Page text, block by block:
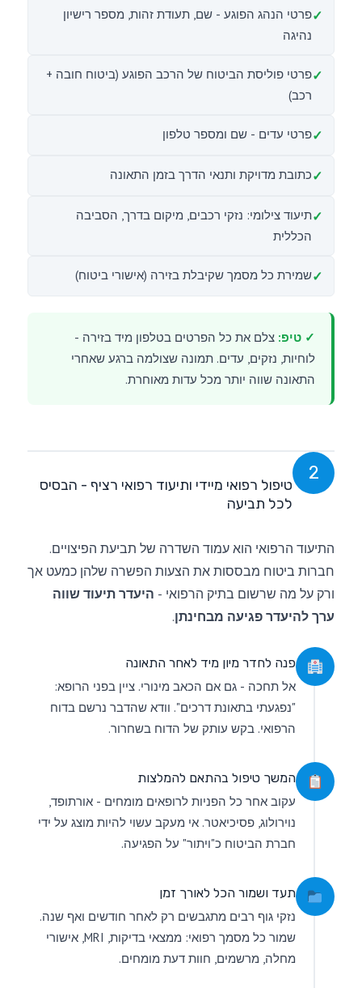
פרטי הנהג הפוגע - שם, תעודת זהות, מספר רישיון
נהיגה
פרטי פוליסת הביטוח של הרכב הפוגע (ביטוח חובה +
רכב)
פרטי עדים - שם ומספר טלפון
כתובת מדויקת ותנאי הדרך בזמן התאונה
תיעוד צילומי: נזקי רכבים, מיקום בדרך, הסביבה
הכללית
שמירת כל מסמך שקיבלת בזירה (אישורי ביטוח)
✓ טיפ: צלם את כל הפרטים בטלפון מיד בזירה -
לוחיות, נזקים, עדים. תמונה שצולמה ברגע שאחרי
התאונה שווה יותר מכל עדות מאוחרת.
2
טיפול רפואי מיידי ותיעוד רפואי רציף - הבסיס
לכל תביעה
התיעוד הרפואי הוא עמוד השדרה של תביעת הפיצויים.
חברות ביטוח מבססות את הצעות הפשרה שלהן כמעט אך
ורק על מה שרשום בתיק הרפואי - היעדר תיעוד שווה
ערך להיעדר פגיעה מבחינתן.
פנה לחדר מיון מיד לאחר התאונה
אל תחכה - גם אם הכאב מינורי. ציין בפני הרופא:
"נפגעתי בתאונת דרכים". וודא שהדבר נרשם בדוח
הרפואי. בקש עותק של הדוח בשחרור.
המשך טיפול בהתאם להמלצות
עקוב אחר כל הפניות לרופאים מומחים - אורתופד,
נוירולוג, פסיכיאטר. אי מעקב עשוי להיות מוצג על ידי
חברת הביטוח כ"ויתור" על הפגיעה.
תעד ושמור הכל לאורך זמן
נזקי גוף רבים מתגבשים רק לאחר חודשים ואף שנה.
שמור כל מסמך רפואי: ממצאי בדיקות, MRI, אישורי
מחלה, מרשמים, חוות דעת מומחים.